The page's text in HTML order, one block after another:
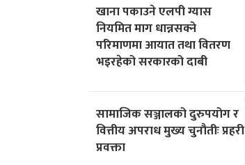
खाना पकाउने एलपी ग्यास
नियमित माग धान्नसक्ने
परिमाणमा आयात तथा वितरण
भइरहेको सरकारको दाबी
सामाजिक सञ्जालको दुरुपयोग र
वित्तीय अपराध मुख्य चुनौतीः प्रहरी
प्रवक्ता